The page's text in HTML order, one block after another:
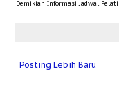
Demikian Informasi Jadwal
Posting Lebih Baru